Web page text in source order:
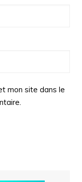
mon site dans le